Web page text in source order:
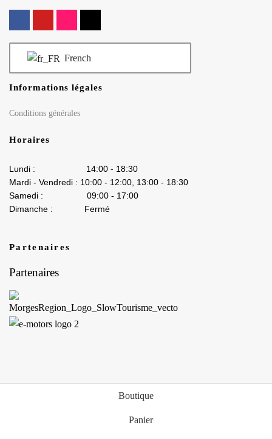
French
Informations légales
Conditions générales
Horaires
Lundi : 14:00 - 18:30
Mardi - Vendredi : 10:00 - 12:00, 13:00 - 18:30
Samedi : 09:00 - 17:00
Dimanche : Fermé
Partenaires
Partenaires
Boutique
Panier